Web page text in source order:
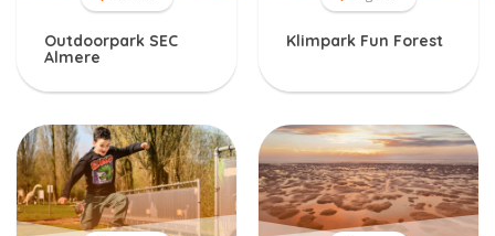
Outdoorpark SEC
Almere
Klimpark Fun Forest